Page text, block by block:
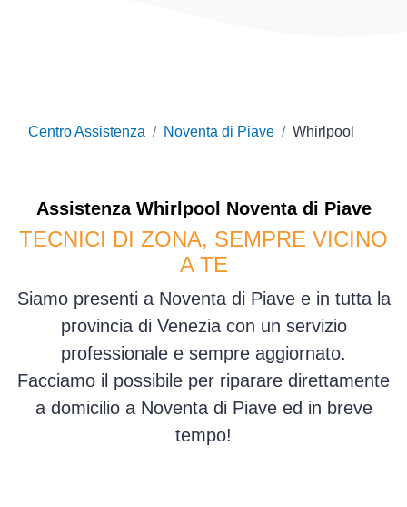
Centro Assistenza Noventa di Piave Whirlpool
Assistenza Whirlpool Noventa di Piave
TECNICI DI ZONA, SEMPRE VICINO
A TE
Siamo presenti a Noventa di Piave e in tutta la
provincia di Venezia con un servizio
professionale e sempre aggiornato.
Facciamo il possibile per riparare direttamente
a domicilio a Noventa di Piave ed in breve
tempo!